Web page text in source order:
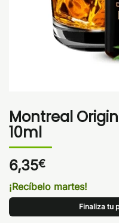
Montreal
10ml
6,35€
¡Recíbelo martes!
Finaliza tu